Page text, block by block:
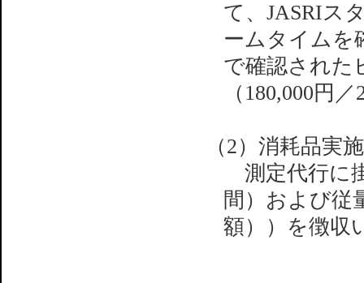
て、JASRIス
ームタイムを
で確認された
（180,000円
（2）消耗品実
測定代行に
間）および従
額））を徴収